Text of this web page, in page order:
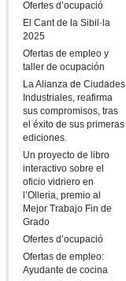
Ofertes d’ocupació
El Cant de la Sibil·la
2025
Ofertas de empleo y
taller de ocupación
La Alianza de Ciudades
Industriales, reafirma
sus compromisos, tras
el éxito de sus primeras
ediciones.
Un proyecto de libro
interactivo sobre el
oficio vidriero en
l’Olleria, premio al
Mejor Trabajo Fin de
Grado
Ofertes d’ocupació
Ofertas de empleo:
Ayudante de cocina